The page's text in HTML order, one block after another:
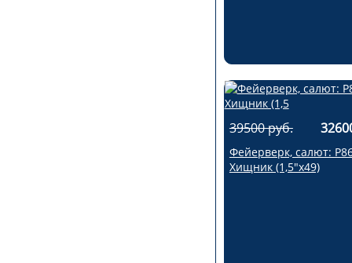
39500 руб.
Фейерверк, салют:
Хищник (1,5"х49)